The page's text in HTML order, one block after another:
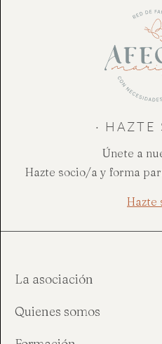
· HAZTE
Únete a
Hazte socio/a y forma
Hazte
La asociación
Quienes somos